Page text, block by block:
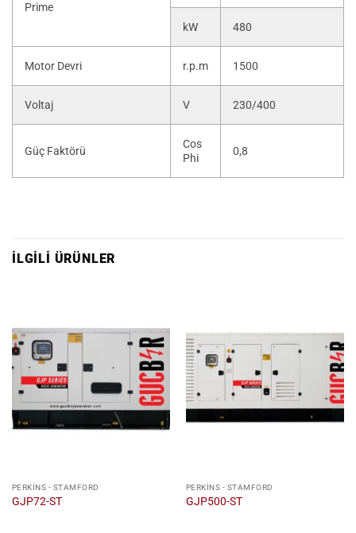
Prime
kW 480
Motor Devri r.p.m 1500
Voltaj V 230/400
Güç Faktörü
Cos
Phi
0,8
İLGILI ÜRÜNLER
PERKINS - STAMFORD
GJP72-ST
PERKINS - STAMFORD
GJP500-ST